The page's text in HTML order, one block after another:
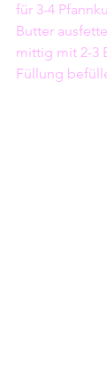
für 3-4
Butter
mittig mit 2-3
Füllung